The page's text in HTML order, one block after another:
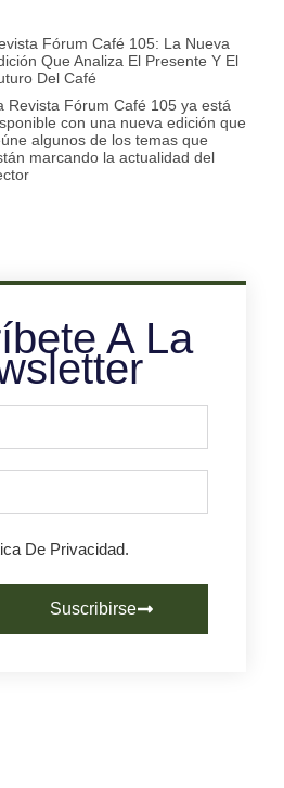
Fórum Café 105: La Nueva
Que Analiza El Presente Y El
Del Café
Revista Fórum Café 105 ya está
con una nueva edición que
algunos de los temas que
marcando la actualidad del
A La
De Privacidad.
Suscribirse